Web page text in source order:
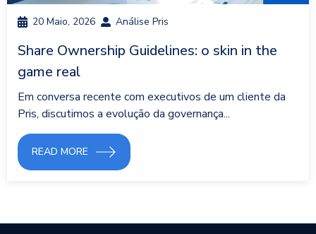
20 Maio, 2026 Análise Pris
Share Ownership Guidelines: o skin in the
game real
Em conversa recente com executivos de um cliente da
Pris, discutimos a evolução da governança...
READ MORE